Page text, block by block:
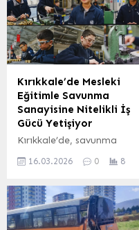
ile sporun birleştirici
gücünü dünyaya
tanıtacak. Bu anlamlı
organizasyon için
hazırlıklar tamamlanırken,
şehrin yeniden ayağa
kalkışının sembolü haline
gelen maratonun
detayları paylaşıldı.
Malatya’nın Yeniden
Doğuşu ve Sporun Rolü
Malatya Büyükşehir
Arslantepe Höyüğü’nde
düzenlenen...
Kırıkkale’de Mesleki
Eğitimle Savunma
Sanayisine Nitelikli İş
Gücü Yetişiyor
Kırıkkale’de, savunma
duyduğu nitelikli iş gücünü
mesleki eğitim çalışmaları
yoğun bir şekilde devam
ediyor. Kırıkkale İl Milli
16.03.2026 0 8